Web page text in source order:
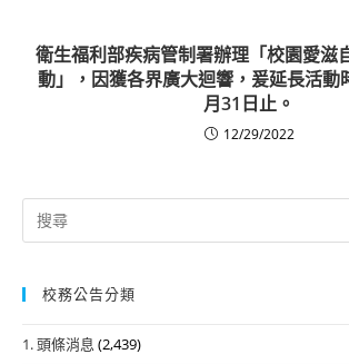
衛生福利部疾病管制署辦理「校園愛滋
動」，因獲各界廣大迴響，爰延長活動
月31日止。
12/29/2022
Search
for:
校務公告分類
1. 頭條消息 (2,439)